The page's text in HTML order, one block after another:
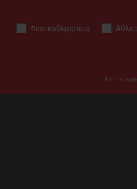
Φυσικοθεραπεία
Με την